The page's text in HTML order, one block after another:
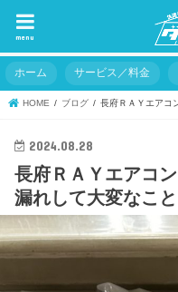
menu
ホーム サービス／料金
HOME ブログ 長府ＲＡＹエアコ
2024.08.28
長府ＲＡＹエアコ
漏れして大変なこ